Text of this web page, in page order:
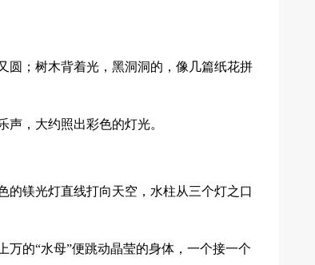
圆；树木背着光，黑洞洞的，像几篇纸花拼
，大约照出彩色的灯光。
的镁光灯直线打向天空，水柱从三个灯之口
的“水母”便跳动晶莹的身体，一个接一个